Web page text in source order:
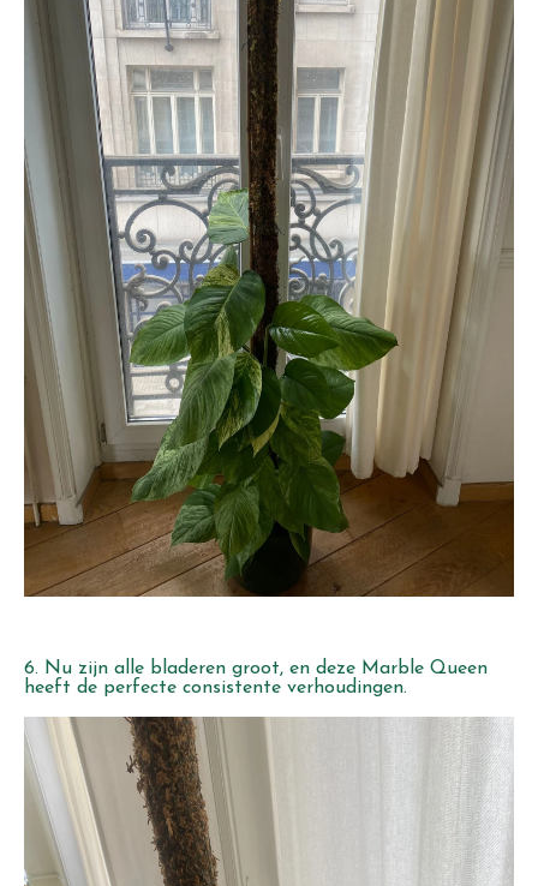
6. Nu zijn alle bladeren groot, en deze Marble Queen
heeft de perfecte consistente verhoudingen.